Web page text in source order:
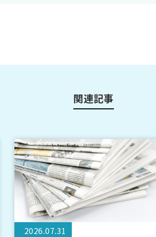
関連記事
2026.07.31